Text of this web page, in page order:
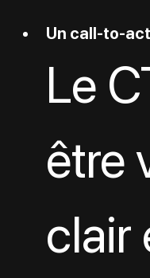
Un call-to-
Le
être
clair